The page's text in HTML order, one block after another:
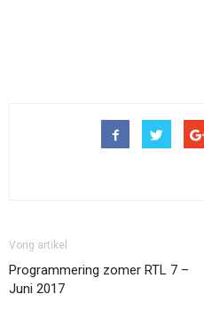
Vorig artikel
Programmering zomer RTL 7 –
Juni 2017